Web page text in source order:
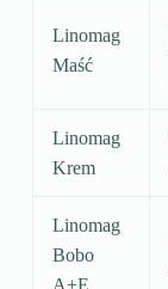
Linomag
Maść
Linomag
Krem
Linomag
Bobo
A+E